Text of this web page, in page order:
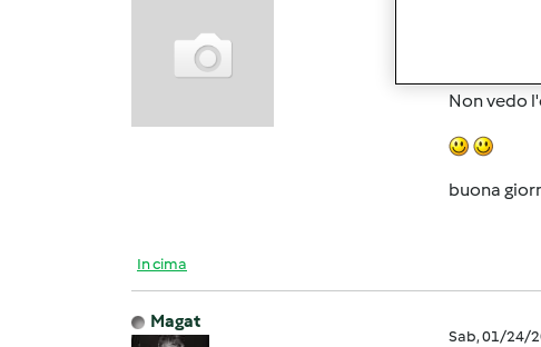
ciaoooo
Non vedo
buona
In cima
Magat
Sab, 01/24/